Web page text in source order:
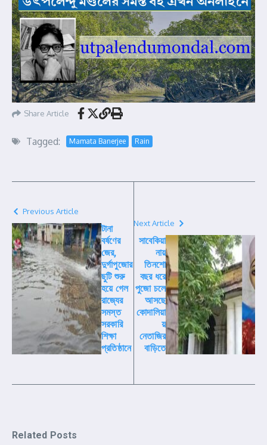
Share Article
Tagged: Mamata Banerjee Rain
Previous Article
টানা
বর্ষণের
জের,
দুর্গাপুজোর
ছুটি শুরু
হয়ে গেল
রাজ্যের
সমস্ত
সরকারি
শিক্ষা
প্রতিষ্ঠানে
Next Article
সাবেকিয়া
নায়
তিনশো
বছর ধরে
পুজো চলে
আসছে
কোদালিয়া
য়
নেতাজির
বাড়িতে
Related Posts